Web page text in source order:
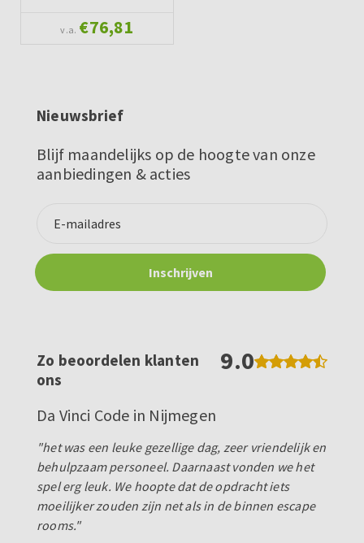
v.a. €76,81
Nieuwsbrief
Blijf maandelijks op de hoogte van onze
aanbiedingen & acties
Zo beoordelen klanten
ons
9.0
Da Vinci Code in Nijmegen
"het was een leuke gezellige dag, zeer vriendelijk en
behulpzaam personeel. Daarnaast vonden we het
spel erg leuk. We hoopte dat de opdracht iets
moeilijker zouden zijn net als in de binnen escape
rooms."